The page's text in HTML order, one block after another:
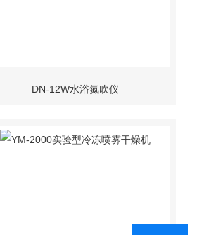
DN-12W水浴氮吹仪